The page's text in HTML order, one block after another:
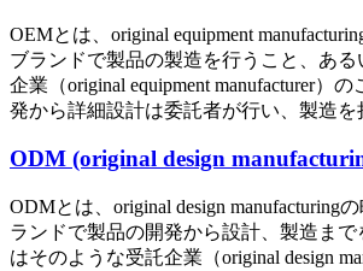
OEMとは、original equipment
ブランドで製品の製造を行うこと、あ
企業（original equipment manufacturer）
発から詳細設計は委託者が行い、製造
ODM (original design
ODMとは、original design manufacturing
ランドで製品の開発から設計、製造ま
はそのような受託企業（original design